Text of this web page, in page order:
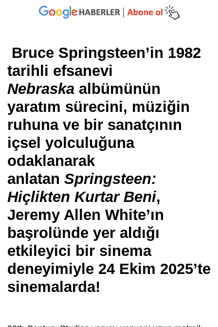
Bruce Springsteen’in 1982
tarihli efsanevi
Nebraska albümünün
yaratım sürecini, müziğin
ruhuna ve bir sanatçının
içsel yolculuğuna
odaklanarak
anlatan Springsteen:
Hiçlikten Kurtar Beni,
Jeremy Allen White’ın
başrolünde yer aldığı
etkileyici bir sinema
deneyimiyle 24 Ekim 2025’te
sinemalarda!